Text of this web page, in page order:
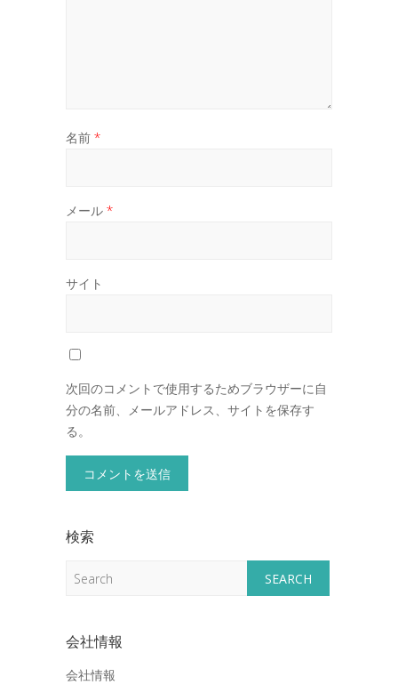
名前 *
メール *
サイト
次回のコメントで使用するためブラウザーに自
分の名前、メールアドレス、サイトを保存す
る。
検索
Search
会社情報
会社情報